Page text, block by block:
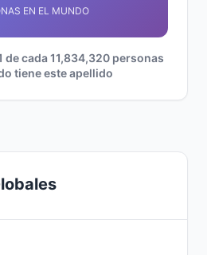
EN EL MUNDO
de cada 11,834,320 personas
tiene este apellido